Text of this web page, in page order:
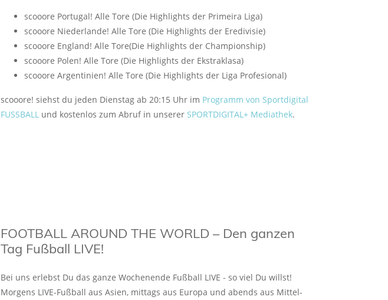
scooore Portugal! Alle Tore (Die Highlights der Primeira Liga)
scooore Niederlande! Alle Tore (Die Highlights der Eredivisie)
scooore England! Alle Tore(Die Highlights der Championship)
scooore Polen! Alle Tore (Die Highlights der Ekstraklasa)
scooore Argentinien! Alle Tore (Die Highlights der Liga Profesional)
scooore! siehst du jeden Dienstag ab 20:15 Uhr im Programm von Sportdigital
FUSSBALL und kostenlos zum Abruf in unserer SPORTDIGITAL+ Mediathek.
FOOTBALL AROUND THE WORLD – Den ganzen
Tag Fußball LIVE!
Bei uns erlebst Du das ganze Wochenende Fußball LIVE - so viel Du willst!
Morgens LIVE-Fußball aus Asien, mittags aus Europa und abends aus Mittel-